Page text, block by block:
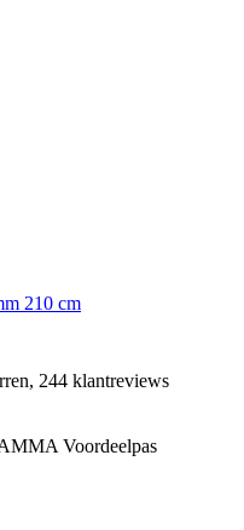
210 cm
244 klantreviews
Voordeelpas